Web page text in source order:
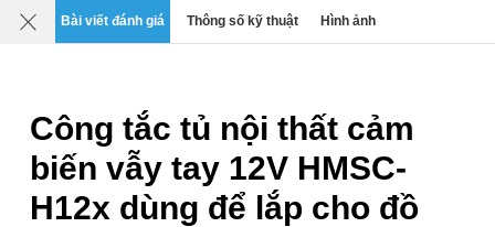
Mô tả Chi tiết Đánh giá SP liên quan
Bài viết đánh giá Thông số kỹ thuật Hình ảnh
Công tắc tủ nội thất cảm
biến vẫy tay 12V HMSC-
H12x dùng để lắp cho đồ